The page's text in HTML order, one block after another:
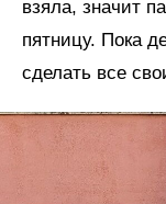
взяла, значит
пятницу. Пока
сделать все